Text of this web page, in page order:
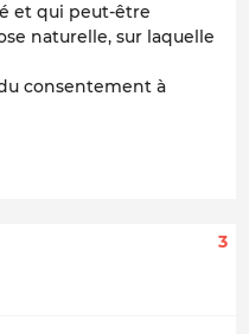
et qui peut-être
naturelle, sur laquelle
consentement à
3